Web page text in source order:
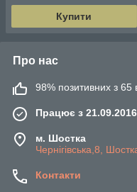
Купити
Про нас
98% позитивних з 65
Працює з 21.09.2016
м. Шостка
Чернігівська,8,
Контакти